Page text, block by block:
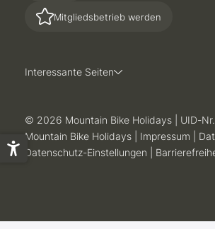
Mitgliedsbetrieb werden
Interessante Seiten
© 2026 Mountain Bike Holidays
UID-
Mountain Bike Holidays
Impressum
Datenschutz-Einstellungen